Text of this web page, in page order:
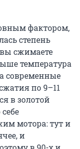
фактором,
степень
сжимаете
температура
современные
по 9–11
в золотой
мотора: тут и
и